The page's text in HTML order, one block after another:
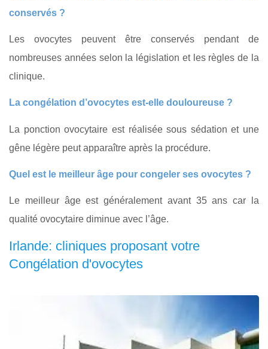
conservés ?
Les ovocytes peuvent être conservés pendant de
nombreuses années selon la législation et les règles de la
clinique.
La congélation d’ovocytes est-elle douloureuse ?
La ponction ovocytaire est réalisée sous sédation et une
gêne légère peut apparaître après la procédure.
Quel est le meilleur âge pour congeler ses ovocytes ?
Le meilleur âge est généralement avant 35 ans car la
qualité ovocytaire diminue avec l’âge.
Irlande: cliniques proposant votre
Congélation d'ovocytes